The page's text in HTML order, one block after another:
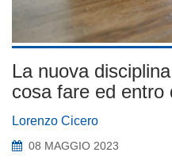
La nuova
cosa fare ed entro
Lorenzo Cicero
08 MAGGIO 2023